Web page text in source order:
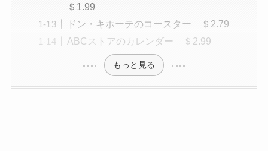
＄1.99
ドン・キホーテのコースター ＄2.79
ABCストアのカレンダー ＄2.99
もっと見る